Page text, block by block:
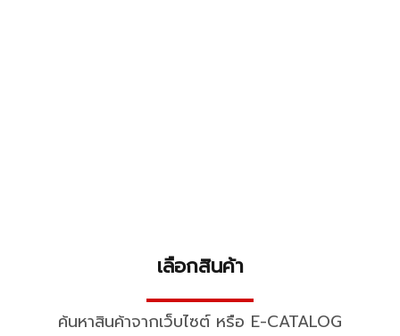
เลือกสินค้า
▬▬▬▬▬▬▬▬▬▬
ค้นหาสินค้าจากเว็บไซต์ หรือ E-CATALOG